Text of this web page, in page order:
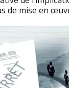
de mise en